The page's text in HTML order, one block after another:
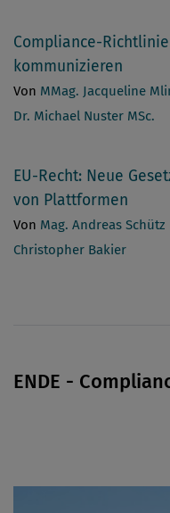
Compliance-
kommunizieren
Von MMag. Jacqueline
Dr. Michael Nuster MSc.
EU-Recht: Neue
von Plattformen
Von Mag. Andreas Schütz
Christopher Bakier
ENDE -